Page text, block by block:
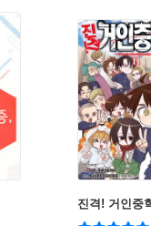
진격! 거인중